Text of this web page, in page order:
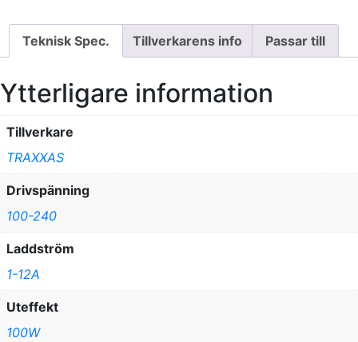
Teknisk Spec. Tillverkarens info Passar till
Ytterligare information
Tillverkare
TRAXXAS
Drivspänning
100-240
Laddström
1-12A
Uteffekt
100W